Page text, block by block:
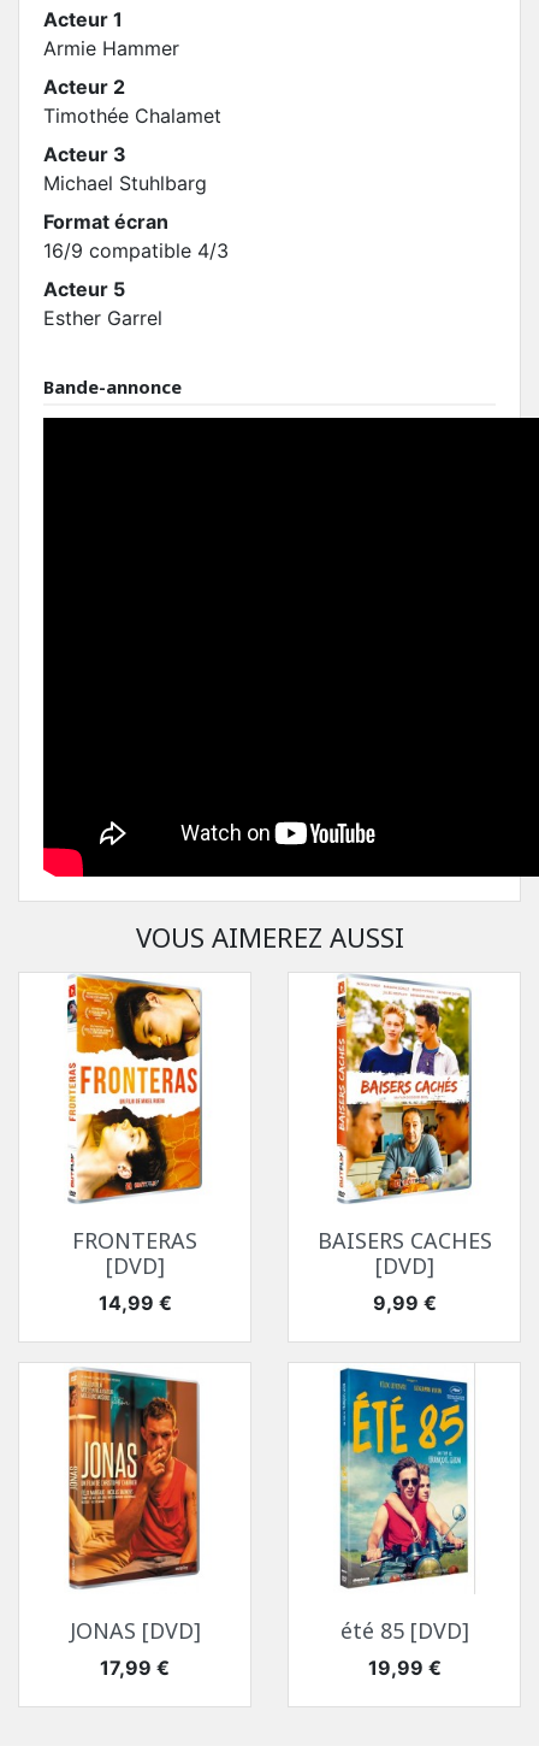
Acteur 1
Armie Hammer
Acteur 2
Timothée Chalamet
Acteur 3
Michael Stuhlbarg
Format écran
16/9 compatible 4/3
Acteur 5
Esther Garrel
Bande-annonce
VOUS AIMEREZ AUSSI
FRONTERAS
[DVD]
Prix
14,99 €
BAISERS CACHES
[DVD]
Prix
9,99 €
JONAS [DVD]
Prix
17,99 €
été 85 [DVD]
Prix
19,99 €